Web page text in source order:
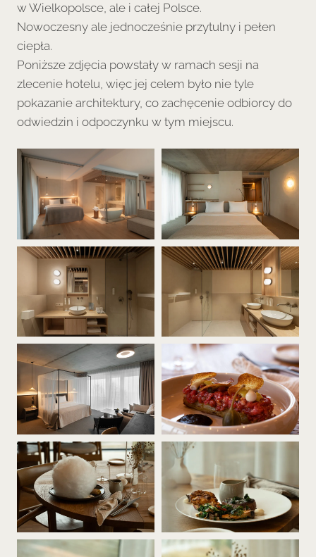
w Wielkopolsce, ale i całej Polsce.
Nowoczesny ale jednocześnie przytulny i pełen
ciepła.
Poniższe zdjęcia powstały w ramach sesji na
zlecenie hotelu, więc jej celem było nie tyle
pokazanie architektury, co zachęcenie odbiorcy do
odwiedzin i odpoczynku w tym miejscu.